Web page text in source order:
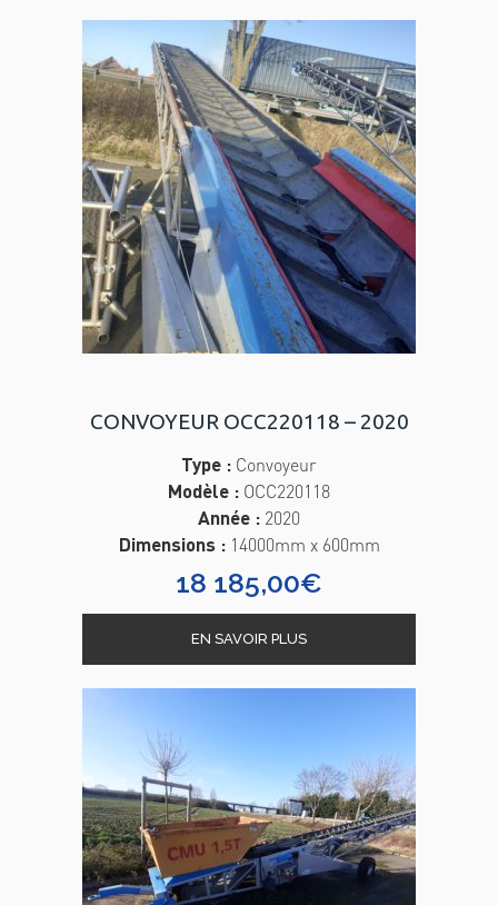
CONVOYEUR OCC220118 – 2020
Type : Convoyeur
Modèle : OCC220118
Année : 2020
Dimensions :14000mm x 600mm
18 185,00€
EN SAVOIR PLUS